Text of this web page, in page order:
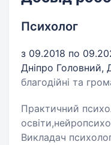
Психолог
з 09.2018 по
Дніпро Головний,
благодійні та
Практичний
Викладач